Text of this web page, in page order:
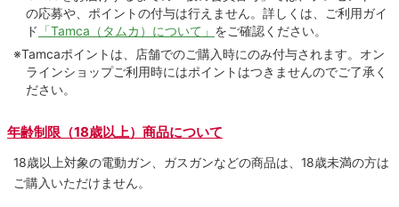
の応募や、ポイントの付与は⾏えません。詳しくは、ご利⽤ガイ
ド 「Tamca（タムカ）について」 をご確認ください。
※Tamcaポイントは、店舗でのご購⼊時にのみ付与されます。オン
ラインショップご利用時にはポイントはつきませんのでご了承く
ださい。
年齢制限（18歳以上）商品について
18歳以上対象の電動ガン、ガスガンなどの商品は、18歳未満の方は
ご購入いただけません。